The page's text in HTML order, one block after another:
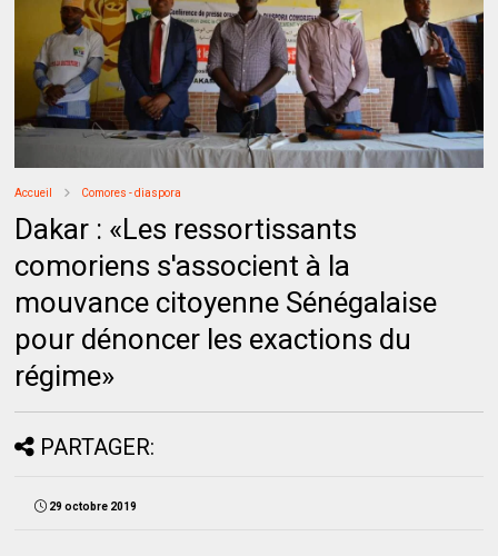
Accueil Comores - diaspora
Dakar : «Les ressortissants
comoriens s'associent à la
mouvance citoyenne Sénégalaise
pour dénoncer les exactions du
régime»
PARTAGER:
29 octobre 2019